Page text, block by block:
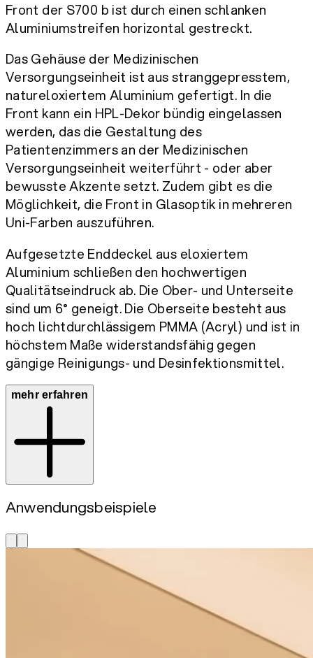
Front der S700 b ist durch einen schlanken
Aluminiumstreifen horizontal gestreckt.
Das Gehäuse der Medizinischen
Versorgungseinheit ist aus stranggepresstem,
natureloxiertem Aluminium gefertigt. In die
Front kann ein HPL-Dekor bündig eingelassen
werden, das die Gestaltung des
Patientenzimmers an der Medizinischen
Versorgungseinheit weiterführt - oder aber
bewusste Akzente setzt. Zudem gibt es die
Möglichkeit, die Front in Glasoptik in mehreren
Uni-Farben auszuführen.
Aufgesetzte Enddeckel aus eloxiertem
Aluminium schließen den hochwertigen
Qualitätseindruck ab. Die Ober- und Unterseite
sind um 6° geneigt. Die Oberseite besteht aus
hoch lichtdurchlässigem PMMA (Acryl) und ist in
höchstem Maße widerstandsfähig gegen
gängige Reinigungs- und Desinfektionsmittel.
mehr erfahren
Anwendungsbeispiele